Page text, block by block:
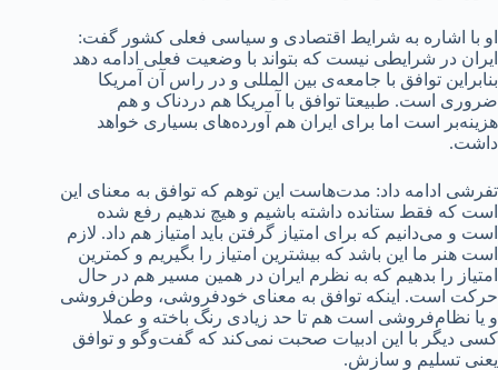
او با اشاره به شرایط اقتصادی و سیاسی فعلی کشور گفت:
ایران در شرایطی نیست که بتواند با وضعیت فعلی ادامه دهد
بنابراین توافق با جامعه‌ی بین المللی و در راس آن آمریکا
ضروری است. طبیعتا توافق با آمریکا هم دردناک و هم
هزینه‌بر است اما برای ایران هم آورده‌های بسیاری خواهد
داشت.
تفرشی ادامه داد: مدت‌هاست این توهم که توافق به معنای این
است که فقط ستانده داشته باشیم و هیچ ندهیم رفع شده
است و می‌دانیم که برای امتیاز گرفتن باید امتیاز هم داد. لازم
است هنر ما این باشد که بیشترین امتیاز را بگیریم و کمترین
امتیاز را بدهیم که به نظرم ایران در همین مسیر هم در حال
حرکت است. اینکه توافق به معنای خودفروشی، وطن‌فروشی
و یا نظام‌فروشی است هم تا حد زیادی رنگ باخته و عملا
کسی دیگر با این ادبیات صحبت نمی‌کند که گفت‌وگو و توافق
یعنی تسلیم و سازش.